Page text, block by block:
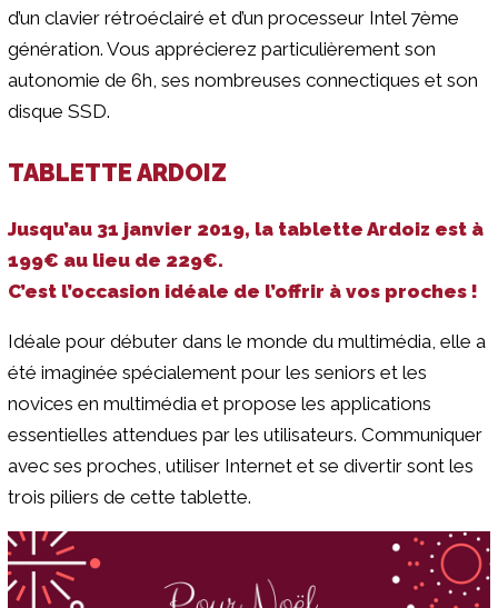
d’un clavier rétroéclairé et d’un processeur Intel 7ème
génération. Vous apprécierez particulièrement son
autonomie de 6h, ses nombreuses connectiques et son
disque SSD.
TABLETTE ARDOIZ
Jusqu’au 31 janvier 2019, la tablette Ardoiz est à
199€ au lieu de 229€.
C’est l’occasion idéale de l’offrir à vos proches !
Idéale pour débuter dans le monde du multimédia, elle a
été imaginée spécialement pour les seniors et les
novices en multimédia et propose les applications
essentielles attendues par les utilisateurs. Communiquer
avec ses proches, utiliser Internet et se divertir sont les
trois piliers de cette tablette.